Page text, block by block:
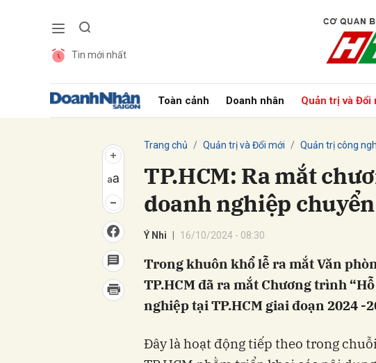
Tin mới nhất
Toàn cảnh Doanh nhân Quản trị và Đổi
Trang chủ Quản trị và Đổi mới Quản trị công
TP.HCM: Ra mắt
doanh nghiệp
Ý Nhi 16/10/2024 - 08:30
Trong khuôn khổ lễ ra mắt Văn
TP.HCM đã ra mắt Chương trình
nghiệp tại TP.HCM giai đoạn 2024 -
Đây là hoạt động tiếp theo trong